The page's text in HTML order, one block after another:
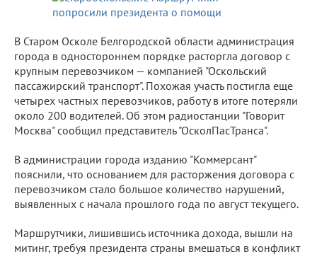
В Старом Осколе Белгородской области администрация
города в одностороннем порядке расторгла договор с
крупным перевозчиком — компанией "Оскольский
пассажирский транспорт". Похожая участь постигла еще
четырех частных перевозчиков, работу в итоге потеряли
около 200 водителей. Об этом радиостанции "Говорит
Москва" сообщил представитель "ОсколПасТранса".
В администрации города изданию "Коммерсант"
пояснили, что основанием для расторжения договора с
перевозчиком стало большое количество нарушений,
выявленных с начала прошлого года по август текущего.
Маршрутчики, лишившись источника дохода, вышли на
митинг, требуя президента страны вмешаться в конфликт